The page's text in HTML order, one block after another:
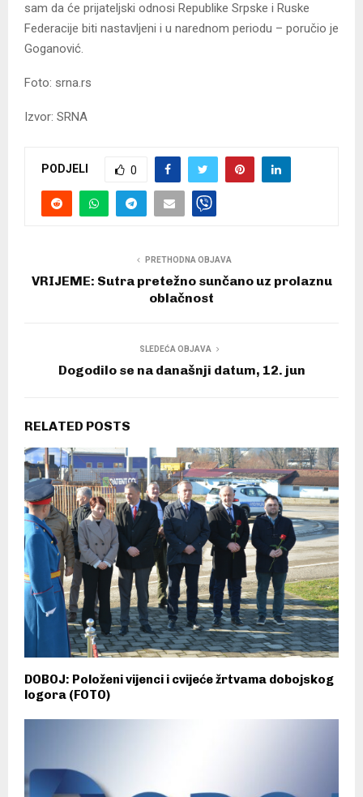
sam da će prijateljski odnosi Republike Srpske i Ruske
Federacije biti nastavljeni i u narednom periodu – poručio je
Goganović.
Foto: srna.rs
Izvor: SRNA
PODJELI 0
PRETHODNA OBJAVA
VRIJEME: Sutra pretežno sunčano uz prolaznu
oblačnost
SLEDEĆA OBJAVA
Dogodilo se na današnji datum, 12. jun
RELATED POSTS
DOBOJ: Položeni vijenci i cvijeće žrtvama dobojskog
logora (FOTO)